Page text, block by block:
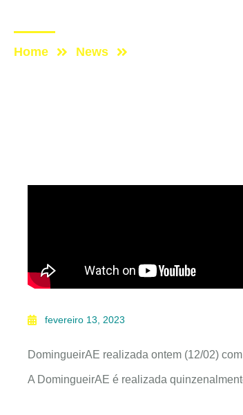
Home News
fevereiro 13, 2023
DomingueirAE realizada ontem (12/02)
A DomingueirAE é realizada